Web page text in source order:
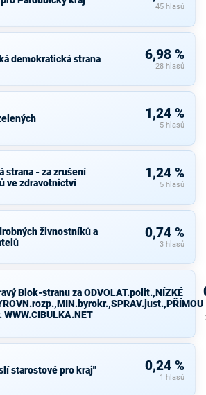
45 hlasů
demokratická strana 6,98 %
28 hlasů
1,24 %
5 hlasů
strana - za zrušení
ve zdravotnictví
1,24 %
5 hlasů
živnostníků a
0,74 %
3 hlasů
Blok-stranu za ODVOLAT.polit.,NÍZKÉ
starostové pro kraj" 0,24 %
1 hlasů